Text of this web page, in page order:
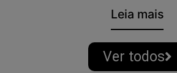
Leia mais
Ver todos